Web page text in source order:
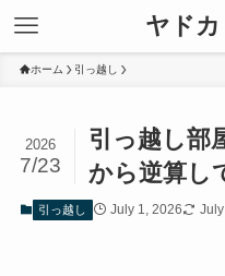
ヤド
ホーム 引っ越し
引っ越し部
から逆算し
2026
7/23
引っ越し July 1, 2026